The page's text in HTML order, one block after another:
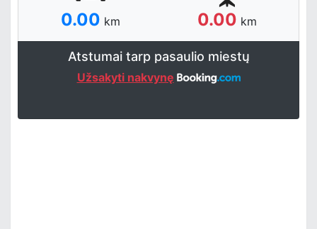
0.00 km 0.00 km
Atstumai tarp pasaulio miestų
Užsakyti nakvynę